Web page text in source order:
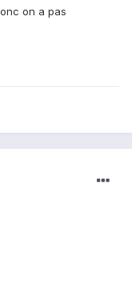
on a pas